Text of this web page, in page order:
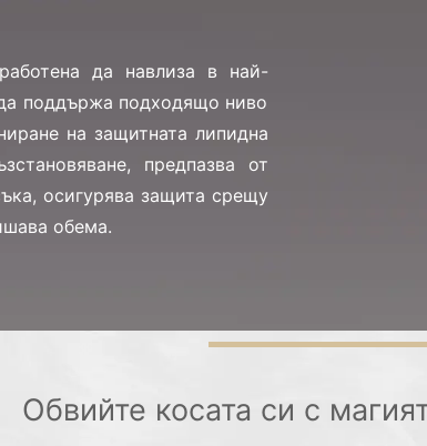
да навлиза в най-
поддържа подходящо ниво
на защитната липидна
предпазва от
осигурява защита срещу
обема.
Обвийте косата си с